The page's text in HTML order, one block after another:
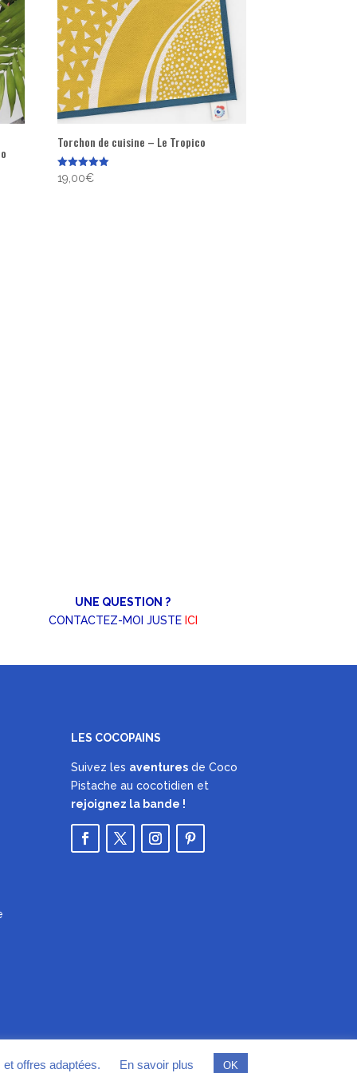
Torchon de cuisine – Le Tropico
Note
5.00
19,00€
UNE QUESTION ?
CONTACTEZ-MOI JUSTE ICI
LES COCOPAINS
Suivez les aventures de Coco
Pistache au cocotidien et
rejoignez la bande !
offres adaptées. En savoir plus OK